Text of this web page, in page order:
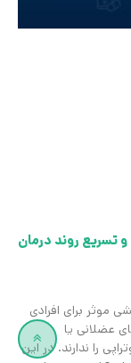
و تسریع روند درمان
موثر برای افرادی
عضلانی یا
را ندارند. در این